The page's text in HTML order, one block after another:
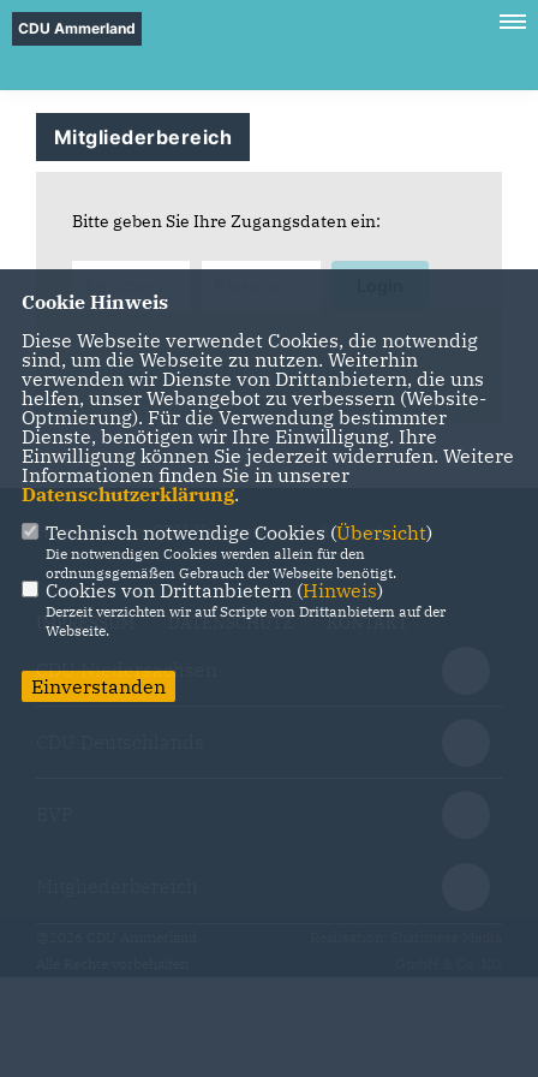
CDU Ammerland
Mitgliederbereich
Bitte geben Sie Ihre Zugangsdaten ein:
REGISTRIERUNG FÜR MITGLIEDER
Homepage des CDU-Kreisverbandes Ammerland
IMPRESSUM DATENSCHUTZ KONTAKT
CDU Niedersachsen
Cookie Hinweis
Diese Webseite verwendet Cookies, die notwendig
sind, um die Webseite zu nutzen. Weiterhin
verwenden wir Dienste von Drittanbietern, die uns
helfen, unser Webangebot zu verbessern (Website-
Optmierung). Für die Verwendung bestimmter
Dienste, benötigen wir Ihre Einwilligung. Ihre
Einwilligung können Sie jederzeit widerrufen. Weitere
Informationen finden Sie in unserer
Datenschutzerklärung.
Technisch notwendige Cookies (Übersicht)
Die notwendigen Cookies werden allein für den
ordnungsgemäßen Gebrauch der Webseite benötigt.
Cookies von Drittanbietern (Hinweis)
Derzeit verzichten wir auf Scripte von Drittanbietern auf der
Webseite.
Einverstanden